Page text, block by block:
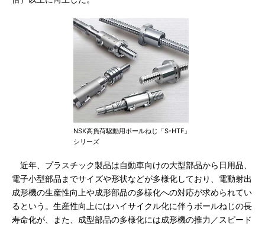
NSK高負荷駆動用ボールねじ「S-HTF」
シリーズ
近年、プラスチック製品は自動車向けの大型部品から日用品、
電子小型部品までサイズや形状などが多様化しており、電動射出
成形機の生産性向上や成形部品の多様化への対応が求められてい
るという。生産性向上にはハイサイクル化に伴うボールねじの長
寿命化が、また、成型部品の多様化には成形機の推力／スピード